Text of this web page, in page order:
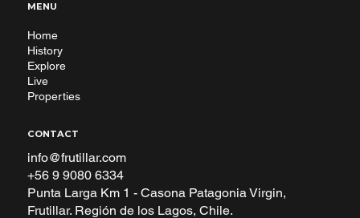
CONTACT
info@frutillar.com
+56 9 9080 6334
Punta Larga Km 1 - Casona Patagonia Virgin,
Frutillar. Región de los Lagos, Chile.
MENU
Home
History
Explore
Live
Properties